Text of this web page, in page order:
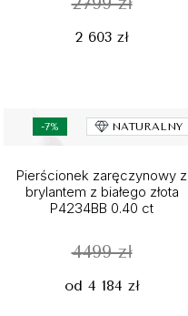
2 603 zł
-7% NATURALNY
Pierścionek zaręczynowy z
brylantem z białego złota
P4234BB 0.40 ct
4499 zł
od 4 184 zł